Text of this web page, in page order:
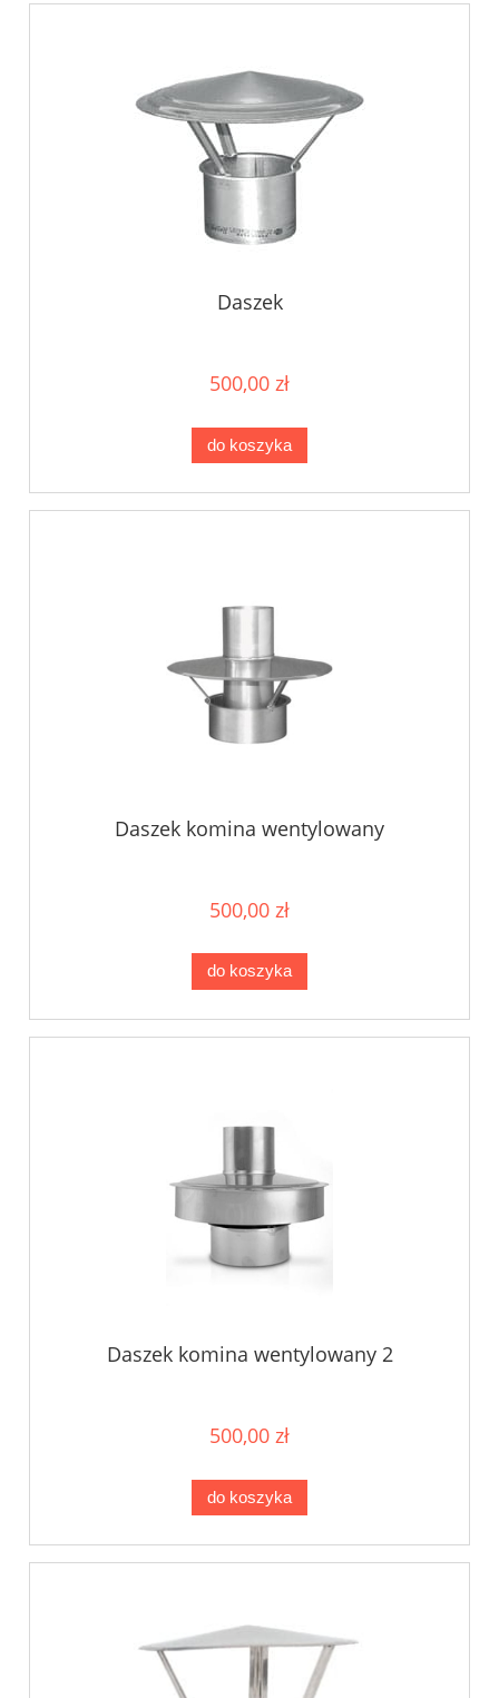
Daszek
500,00 zł
do koszyka
Daszek komina wentylowany
500,00 zł
do koszyka
Daszek komina wentylowany 2
500,00 zł
do koszyka